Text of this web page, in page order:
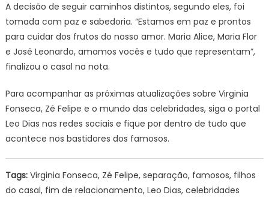
A decisão de seguir caminhos distintos, segundo eles, foi
tomada com paz e sabedoria. “Estamos em paz e prontos
para cuidar dos frutos do nosso amor. Maria Alice, Maria Flor
e José Leonardo, amamos vocês e tudo que representam”,
finalizou o casal na nota.
Para acompanhar as próximas atualizações sobre Virginia
Fonseca, Zé Felipe e o mundo das celebridades, siga o portal
Leo Dias nas redes sociais e fique por dentro de tudo que
acontece nos bastidores dos famosos.
Tags:Virginia Fonseca, Zé Felipe, separação, famosos, filhos
do casal, fim de relacionamento, Leo Dias, celebridades